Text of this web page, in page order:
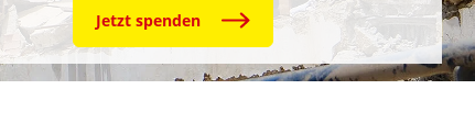
Jetzt spenden